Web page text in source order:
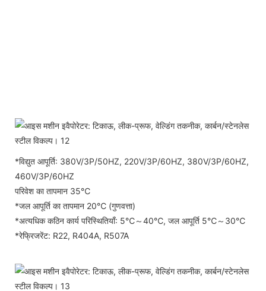
*विद्युत आपूर्ति: 380V/3P/50HZ, 220V/3P/60HZ, 380V/3P/60HZ,
460V/3P/60HZ
परिवेश का तापमान 35℃
*जल आपूर्ति का तापमान 20℃ (गुणवत्ता)
*अत्यधिक कठिन कार्य परिस्थितियाँ: 5℃～40℃, जल आपूर्ति 5℃～30℃
*रेफ्रिजरेंट: R22, R404A, R507A